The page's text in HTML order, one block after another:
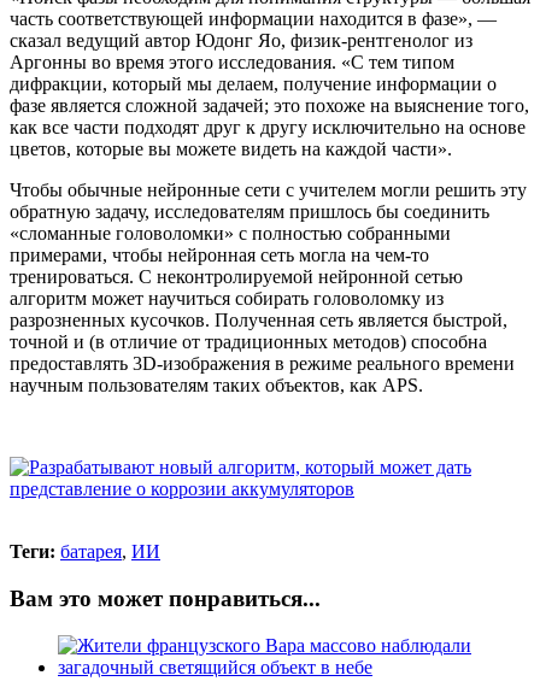
часть соответствующей информации находится в фазе», —
сказал ведущий автор Юдонг Яо, физик-рентгенолог из
Аргонны во время этого исследования. «С тем типом
дифракции, который мы делаем, получение информации о
фазе является сложной задачей; это похоже на выяснение того,
как все части подходят друг к другу исключительно на основе
цветов, которые вы можете видеть на каждой части».
Чтобы обычные нейронные сети с учителем могли решить эту
обратную задачу, исследователям пришлось бы соединить
«сломанные головоломки» с полностью собранными
примерами, чтобы нейронная сеть могла на чем-то
тренироваться. С неконтролируемой нейронной сетью
алгоритм может научиться собирать головоломку из
разрозненных кусочков. Полученная сеть является быстрой,
точной и (в отличие от традиционных методов) способна
предоставлять 3D-изображения в режиме реального времени
научным пользователям таких объектов, как APS.
Теги: батарея, ИИ
Вам это может понравиться...